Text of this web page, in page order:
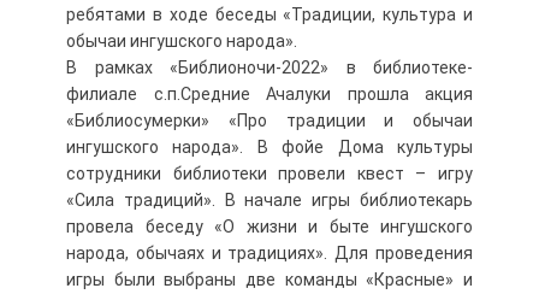
ребятами в ходе беседы «Традиции, культура и
обычаи ингушского народа».
В рамках «Библионочи-2022» в библиотеке-
филиале с.п.Средние Ачалуки прошла акция
«Библиосумерки» «Про традиции и обычаи
ингушского народа». В фойе Дома культуры
сотрудники библиотеки провели квест – игру
«Сила традиций». В начале игры библиотекарь
провела беседу «О жизни и быте ингушского
народа, обычаях и традициях». Для проведения
игры были выбраны две команды «Красные» и